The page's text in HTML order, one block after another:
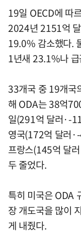
19일 OECD에 따
2024년 2151억
19.0% 감소했다.
1년새 23.1%나 급
33개국 중 19개국
해 ODA는 38억
일(291억 달러·-
영국(172억 달러
프랑스(145억 달
두 줄었다.
특히 미국은 ODA
장 개도국을 많이
게 내줬다.